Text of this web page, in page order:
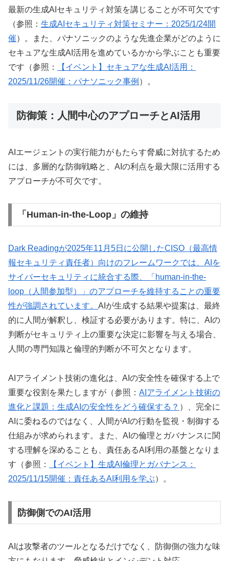
最新の生成AIセキュリティ対策を講じることが不可欠です
（参照： 生成AIセキュリティ対策セミナー：2025/1/24開
催）。また、パナソニックのような先進企業がどのように
セキュアな生成AI活用を進めているかから学ぶことも重要
です（参照：
【イベント】セキュアな生成AI活用：
2025/11/26開催：パナソニック事例 ）。
防御策：人間中心のアプローチとAI活用
AIエージェントの実行能力がもたらす脅威に対抗するため
には、多層的な防御戦略と、AIの利点を最大限に活用する
アプローチが不可欠です。
「Human-in-the-Loop」の維持
Dark Readingが2025年11月5日に公開したCISO（最高情
報セキュリティ責任者）向けのフレームワークでは、AIを
サイバーセキュリティに統合する際、「human-in-the-
loop（人間参加型）」のアプローチを維持することの重要
性が強調されています。 AIが生成する結果や提案は、最終
的に人間が解釈し、検証する必要があります。特に、AIの
判断がセキュリティ上の重要な決定に影響を与える場合、
人間の専門知識と倫理的判断が不可欠となります。
AIアライメント技術の進化は、AIの安全性を確保する上で
重要な役割を果たしますが（参照： AIアライメント技術の
進化と課題：生成AIの安全性をどう確保する？ ）、完全に
AIに委ねるのではなく、人間がAIの行動を監視・制御する
仕組みが求められます。また、AIの倫理とガバナンスに関
する理解を深めることも、責任あるAI利用の基盤となりま
す（参照：
【イベント】生成AI倫理とガバナンス：
2025/11/15開催：責任あるAI利用を学ぶ）。
防御側でのAI活用
AIは攻撃者のツールとなるだけでなく、防御側の強力な味